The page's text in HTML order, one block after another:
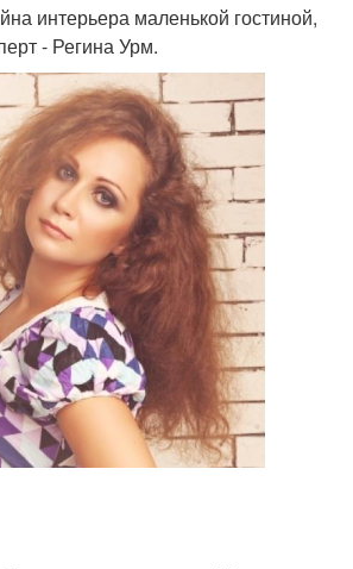
интерьера маленькой гостиной,
- Регина Урм.